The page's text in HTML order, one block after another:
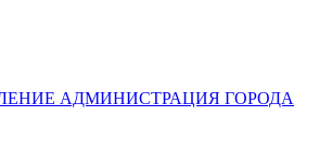
АДМИНИСТРАЦИЯ ГОРОДА